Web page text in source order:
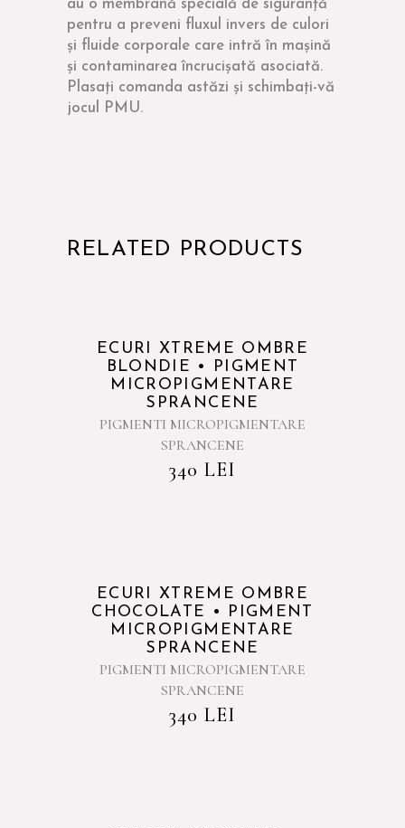
au o membrană specială de siguranță
pentru a preveni fluxul invers de culori
și fluide corporale care intră în mașină
și contaminarea încrucișată asociată.
Plasați comanda astăzi și schimbați-vă
jocul PMU.
RELATED PRODUCTS
ECURI XTREME OMBRE
BLONDIE • PIGMENT
MICROPIGMENTARE
SPRANCENE
PIGMENTI MICROPIGMENTARE
SPRANCENE
340 LEI
ECURI XTREME OMBRE
CHOCOLATE • PIGMENT
MICROPIGMENTARE
SPRANCENE
PIGMENTI MICROPIGMENTARE
SPRANCENE
340 LEI